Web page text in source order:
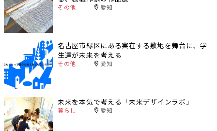
その他 愛知
名古屋市緑区にある実在する敷地を舞台に、学
生達が未来を考える
その他 愛知
未来を本気で考える「未来デザインラボ」
暮らし 愛知